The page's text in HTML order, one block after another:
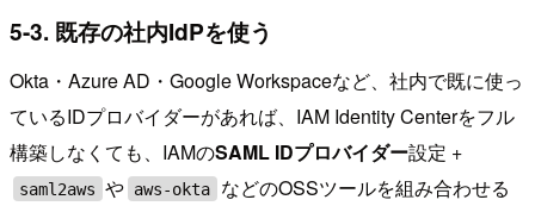
5-3. 既存の社内IdPを使う
Okta・Azure AD・Google Workspaceなど、社内で既に使っ
ているIDプロバイダーがあれば、IAM Identity Centerをフル
構築しなくても、IAMのSAML IDプロバイダー設定 +
saml2aws や aws-okta
などのOSSツールを組み合わせる